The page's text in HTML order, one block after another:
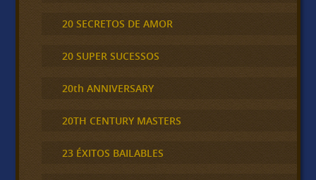
20 SECRETOS DE AMOR
20 SUPER SUCESSOS
20th ANNIVERSARY
20TH CENTURY MASTERS
23 ÉXITOS BAILABLES